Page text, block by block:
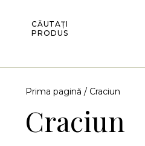
CĂUTAȚI
PRODUS
Prima pagină / Craciun
Craciun